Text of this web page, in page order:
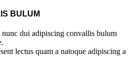
BULUM
nunc dui adipiscing convallis bulum
lectus quam a natoque adipiscing a